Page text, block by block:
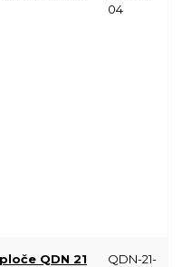
04
QDN 21
QDN-21-